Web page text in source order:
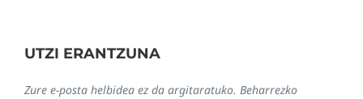
UTZI ERANTZUNA
Zure e-posta helbidea ez da argitaratuko. Beharrezko